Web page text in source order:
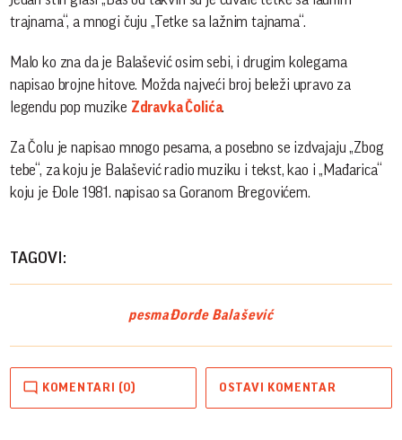
trajnama“, a mnogi čuju „Tetke sa lažnim tajnama“.
Malo ko zna da je Balašević osim sebi, i drugim kolegama
napisao brojne hitove. Možda najveći broj beleži upravo za
legendu pop muzike Zdravka Čolića.
Za Čolu je napisao mnogo pesama, a posebno se izdvajaju „Zbog
tebe“, za koju je Balašević radio muziku i tekst, kao i „Mađarica“
koju je Đole 1981. napisao sa Goranom Bregovićem.
TAGOVI:
pesmaĐorđe Balašević
KOMENTARI (0) OSTAVI KOMENTAR